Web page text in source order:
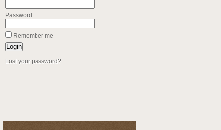
Password:
Remember me
Lost your password?